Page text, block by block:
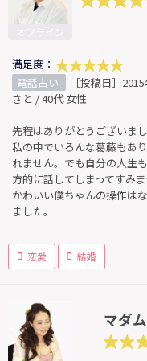
満足度：
電話占い
［投稿日］
さと / 40代 女性
先程はありがとうございまし
私の中でいろんな葛藤もあ
れません。でも自分の人生
方的に話してしまってすみま
かわいい僕ちゃんの操作は
ました。
恋愛 結婚
マダ